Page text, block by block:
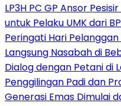
LP3H PC GP Ansor
untuk Pelaku UMK dari
Peringati Hari Pelanggan
Langsung Nasabah di
Dialog dengan Petani di
Penggilingan Padi dan
Generasi Emas Dimulai